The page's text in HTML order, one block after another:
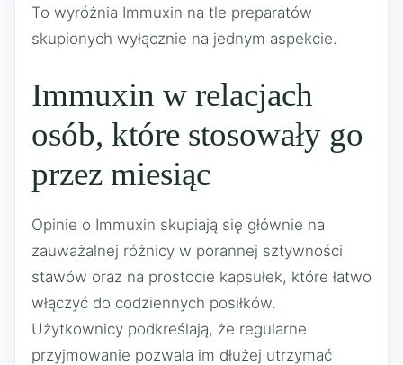
To wyróżnia Immuxin na tle preparatów
skupionych wyłącznie na jednym aspekcie.
Immuxin w relacjach
osób, które stosowały go
przez miesiąc
Opinie o Immuxin skupiają się głównie na
zauważalnej różnicy w porannej sztywności
stawów oraz na prostocie kapsułek, które łatwo
włączyć do codziennych posiłków.
Użytkownicy podkreślają, że regularne
przyjmowanie pozwala im dłużej utrzymać